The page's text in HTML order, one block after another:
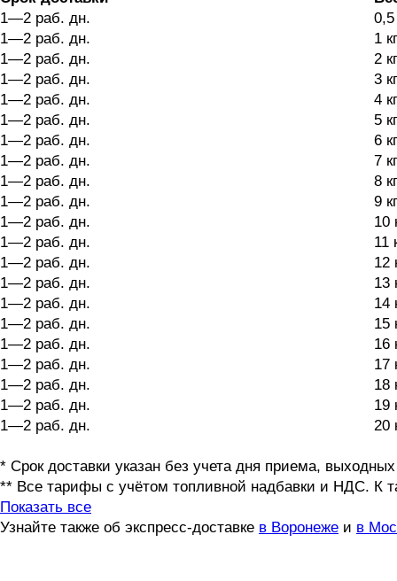
1—2 раб. дн.
0,5
1—2 раб. дн.
1 кг
1—2 раб. дн.
2 кг
1—2 раб. дн.
3 кг
1—2 раб. дн.
4 кг
1—2 раб. дн.
5 кг
1—2 раб. дн.
6 кг
1—2 раб. дн.
7 кг
1—2 раб. дн.
8 кг
1—2 раб. дн.
9 кг
1—2 раб. дн.
10
1—2 раб. дн.
11
1—2 раб. дн.
12
1—2 раб. дн.
13
1—2 раб. дн.
14
1—2 раб. дн.
15
1—2 раб. дн.
16
1—2 раб. дн.
17
1—2 раб. дн.
18
1—2 раб. дн.
19
1—2 раб. дн.
20
* Срок доставки указан без учета дня приема,
** Все тарифы с учётом топливной надбавки и НДС. К
Показать все
Узнайте также об экспресс-доставке в Воронеже и в